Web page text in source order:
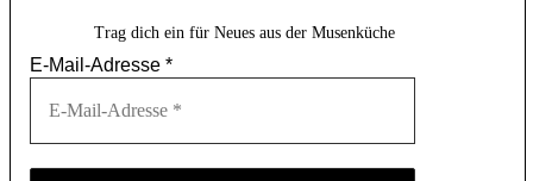
Trag dich ein für Neues aus der Musenküche
E-Mail-Adresse *